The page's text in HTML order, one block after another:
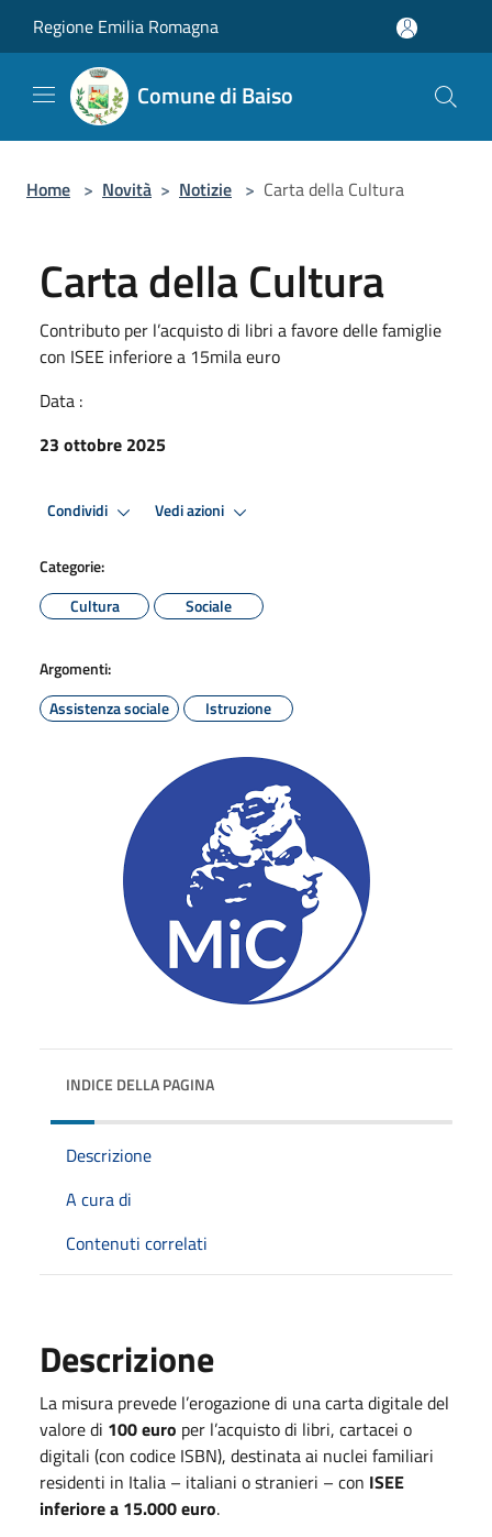
Regione Emilia Romagna
Comune di Baiso
Home > Novità > Notizie > Carta della Cultura
Carta della Cultura
Contributo per l’acquisto di libri a favore delle famiglie
con ISEE inferiore a 15mila euro
Data :
23 ottobre 2025
Condividi Vedi azioni
Categorie:
Cultura
Sociale
Argomenti:
Assistenza sociale
Istruzione
INDICE DELLA PAGINA
Descrizione
A cura di
Contenuti correlati
Descrizione
La misura prevede l’erogazione di una carta digitale del
valore di 100 euro per l’acquisto di libri, cartacei o
digitali (con codice ISBN), destinata ai nuclei familiari
residenti in Italia – italiani o stranieri – con ISEE
inferiore a 15.000 euro.